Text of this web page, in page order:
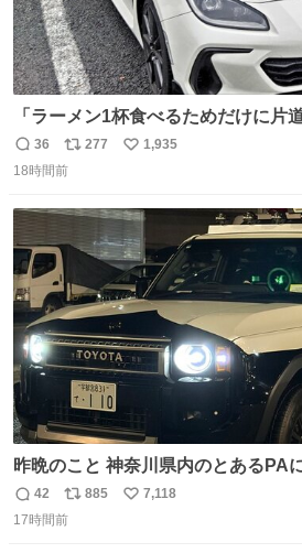
「ラーメン1杯食べるためだけに片
正気か？」 BRZで行ってみなよ！って言いたい 幹線道
路〜専用道路〜適度なワインディン
返
信
36
リ
ポ
数
277
い
数
1,935
18時間前
昨晩のこと 神奈川県内のとあるPA
台。声をかけて撮影すると、これか
返
信
42
リ
ポ
885
い
7,118
17時間前